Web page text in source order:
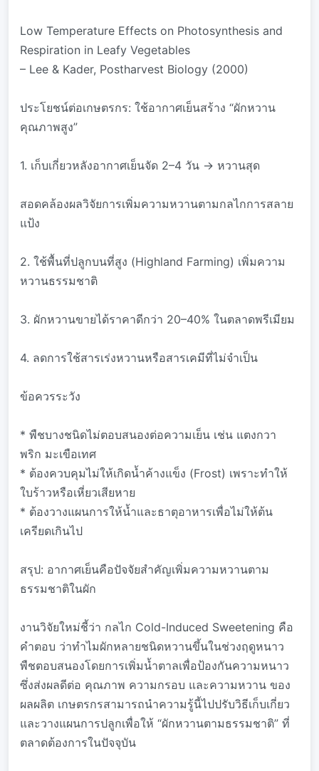
Low Temperature Effects on Photosynthesis and
Respiration in Leafy Vegetables
– Lee & Kader, Postharvest Biology (2000)
ประโยชน์ต่อเกษตรกร: ใช้อากาศเย็นสร้าง “ผักหวาน
คุณภาพสูง”
1. เก็บเกี่ยวหลังอากาศเย็นจัด 2–4 วัน → หวานสุด
สอดคล้องผลวิจัยการเพิ่มความหวานตามกลไกการสลาย
แป้ง
2. ใช้พื้นที่ปลูกบนที่สูง (Highland Farming) เพิ่มความ
หวานธรรมชาติ
3. ผักหวานขายได้ราคาดีกว่า 20–40% ในตลาดพรีเมียม
4. ลดการใช้สารเร่งหวานหรือสารเคมีที่ไม่จำเป็น
ข้อควรระวัง
* พืชบางชนิดไม่ตอบสนองต่อความเย็น เช่น แตงกวา
พริก มะเขือเทศ
* ต้องควบคุมไม่ให้เกิดน้ำค้างแข็ง (Frost) เพราะทำให้
ใบร้าวหรือเหี่ยวเสียหาย
* ต้องวางแผนการให้น้ำและธาตุอาหารเพื่อไม่ให้ต้น
เครียดเกินไป
สรุป: อากาศเย็นคือปัจจัยสำคัญเพิ่มความหวานตาม
ธรรมชาติในผัก
งานวิจัยใหม่ชี้ว่า กลไก Cold-Induced Sweetening คือ
คำตอบ ว่าทำไมผักหลายชนิดหวานขึ้นในช่วงฤดูหนาว
พืชตอบสนองโดยการเพิ่มน้ำตาลเพื่อป้องกันความหนาว
ซึ่งส่งผลดีต่อ คุณภาพ ความกรอบ และความหวาน ของ
ผลผลิต เกษตรกรสามารถนำความรู้นี้ไปปรับวิธีเก็บเกี่ยว
และวางแผนการปลูกเพื่อให้ “ผักหวานตามธรรมชาติ” ที่
ตลาดต้องการในปัจจุบัน